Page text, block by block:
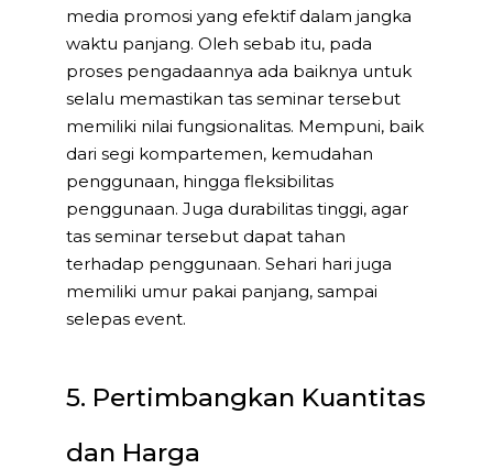
media promosi yang efektif dalam jangka
waktu panjang. Oleh sebab itu, pada
proses pengadaannya ada baiknya untuk
selalu memastikan tas seminar tersebut
memiliki nilai fungsionalitas. Mempuni, baik
dari segi kompartemen, kemudahan
penggunaan, hingga fleksibilitas
penggunaan. Juga durabilitas tinggi, agar
tas seminar tersebut dapat tahan
terhadap penggunaan. Sehari hari juga
memiliki umur pakai panjang, sampai
selepas event.
5. Pertimbangkan Kuantitas
dan Harga